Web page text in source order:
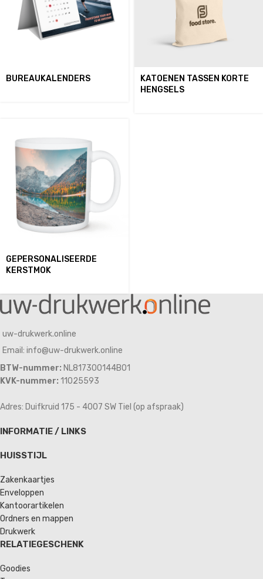
BUREAUKALENDERS
KATOENEN TASSEN KORTE
HENGSELS
GEPERSONALISEERDE
KERSTMOK
uw-drukwerk.online
Email: info@uw-drukwerk.online
BTW-nummer: NL817300144B01
KVK-nummer: 11025593
Adres: Duifkruid 175 - 4007 SW Tiel (op afspraak)
INFORMATIE / LINKS
HUISSTIJL
Zakenkaartjes
Enveloppen
Kantoorartikelen
Ordners en mappen
Drukwerk
RELATIEGESCHENK
Goodies